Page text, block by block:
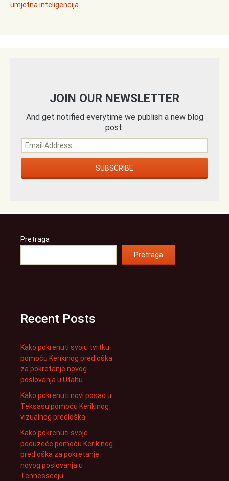
umjetna inteligencija
JOIN OUR NEWSLETTER
And get notified everytime we publish a new blog
post.
Pretraga
Pretraga
Recent Posts
Kako pokrenuti svoju tvrtku
pomoću Kerikinog predloška
za pokretanje novog
poslovanja u Utahu
Kako pokrenuti novi posao u
Teksasu pomoću Kerikinog
vizualnog predloška
Kako pokrenuti svoje
poduzeće pomoću Kerikinog
predloška za pokretanje
novog poslovanja u
Tennesseeju